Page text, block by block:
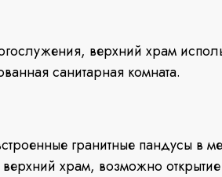
верхний храм
санитарная комната.
гранитные пандусы в
храм, возможно